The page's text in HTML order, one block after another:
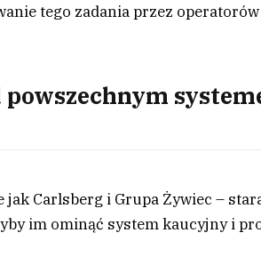
tego zadania przez
Carlsberg i Grupa Żywiec –
im ominąć system kaucyjny i